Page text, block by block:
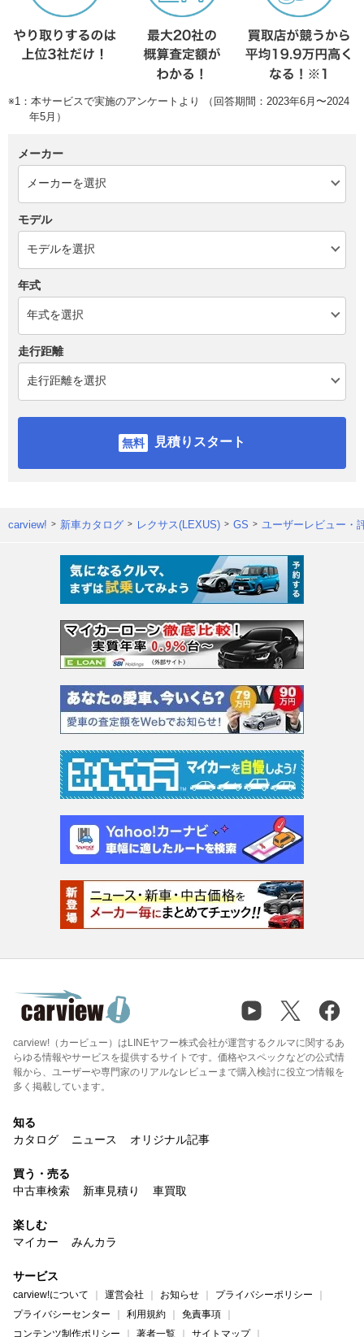
※1：本サービスで実施のアンケートより （回答期間：2023年6月〜2024
年5月）
メーカー
モデル
年式
走行距離
見積りスタート
carview! 新車カタログ レクサス(LEXUS) GS ユーザーレビュー・
carview!（カービュー）はLINEヤフー株式会社が運営するクルマに関するあ
らゆる情報やサービスを提供するサイトです。価格やスペックなどの公式情
報から、ユーザーや専門家のリアルなレビューまで購入検討に役立つ情報を
多く掲載しています。
知る
カタログ
ニュース オリジナル記事
買う・売る
中古車検索
新車見積り 車買取
楽しむ
マイカー
みんカラ
サービス
carview!について 運営会社 お知らせ
プライバシーポリシー
プライバシーセンター
利用規約
免責事項
コンテンツ制作ポリシー
著者一覧 サイトマップ